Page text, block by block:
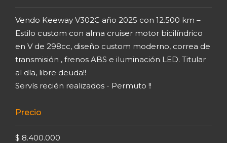
Vendo Keeway V302C año 2025 con 12.500 km –
Estilo custom con alma cruiser motor bicilíndrico
en V de 298cc, diseño custom moderno, correa de
transmisión , frenos ABS e iluminación LED. Titular
al día, libre deuda!!
Servís recién realizados - Permuto !!
Precio
$ 8.400.000